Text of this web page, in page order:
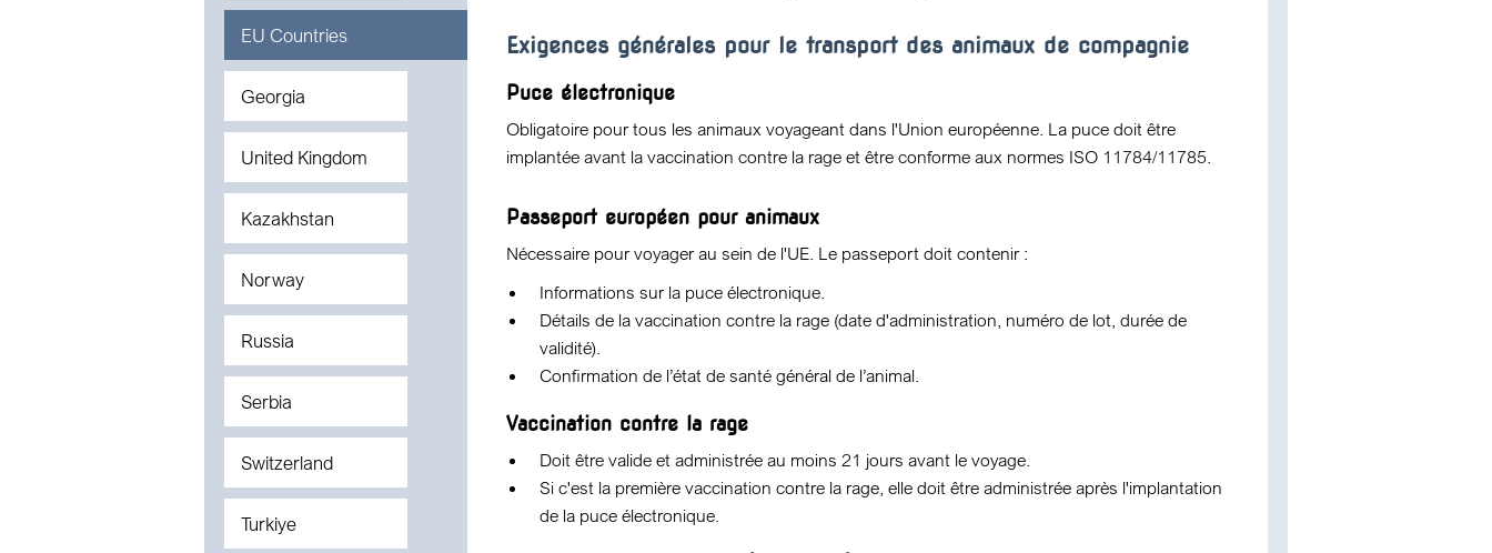
EU Countries
Georgia
United Kingdom
Kazakhstan
Norway
Russia
Serbia
Switzerland
Turkiye
Exigences générales pour le transport des animaux de compagnie
Puce électronique
Obligatoire pour tous les animaux voyageant dans l'Union européenne. La puce doit être
implantée avant la vaccination contre la rage et être conforme aux normes ISO 11784/11785.
Passeport européen pour animaux
Nécessaire pour voyager au sein de l'UE. Le passeport doit contenir :
Informations sur la puce électronique.
Détails de la vaccination contre la rage (date d'administration, numéro de lot, durée de
validité).
Confirmation de l’état de santé général de l’animal.
Vaccination contre la rage
Doit être valide et administrée au moins 21 jours avant le voyage.
Si c'est la première vaccination contre la rage, elle doit être administrée après l'implantation
de la puce électronique.